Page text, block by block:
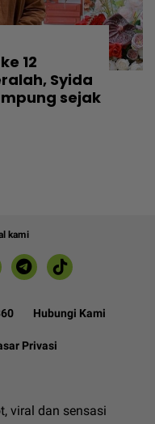
12
Syida
sejak
kami
Hubungi Kami
Privasi
viral dan sensasi